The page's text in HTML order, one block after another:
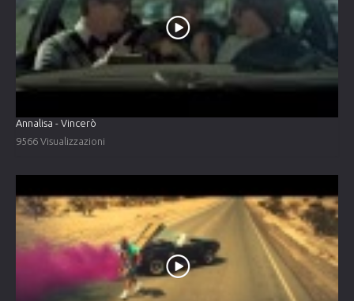
Annalisa - Vincerò
9566 Visualizzazioni